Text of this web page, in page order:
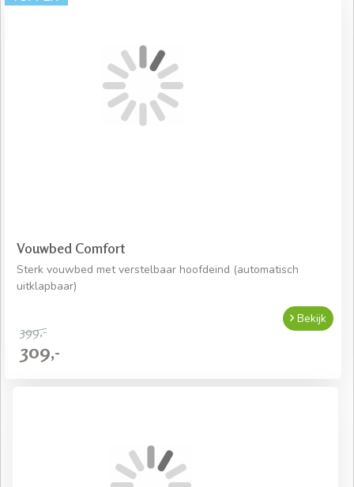
Vouwbed Comfort
Sterk vouwbed met verstelbaar hoofdeind (automatisch
uitklapbaar)
399,-
309,-
Bekijk